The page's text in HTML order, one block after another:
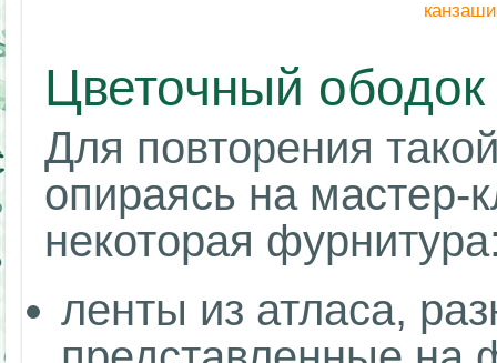
Цветочный ободок
Для повторения
опираясь на мастер-
некоторая
ленты из атласа,